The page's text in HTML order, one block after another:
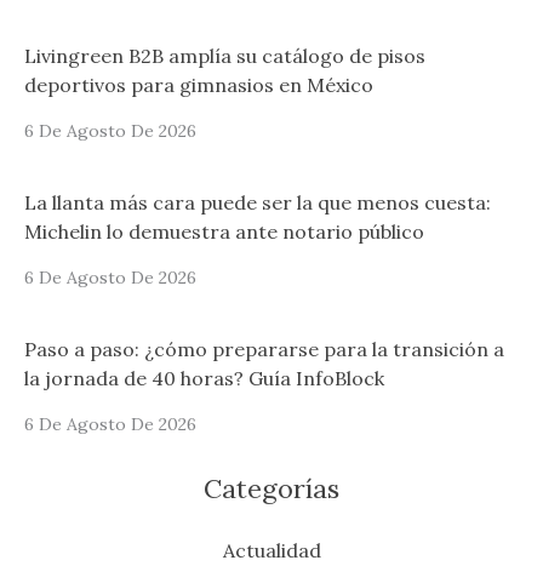
Livingreen B2B amplía su catálogo de pisos
deportivos para gimnasios en México
6 De Agosto De 2026
La llanta más cara puede ser la que menos cuesta:
Michelin lo demuestra ante notario público
6 De Agosto De 2026
Paso a paso: ¿cómo prepararse para la transición a
la jornada de 40 horas? Guía InfoBlock
6 De Agosto De 2026
Categorías
Actualidad